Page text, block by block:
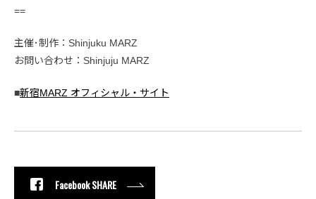
==
主催･制作：Shinjuku MARZ
お問い合わせ：Shinjuju MARZ
■新宿MARZ オフィシャル・サイト
Facebook SHARE